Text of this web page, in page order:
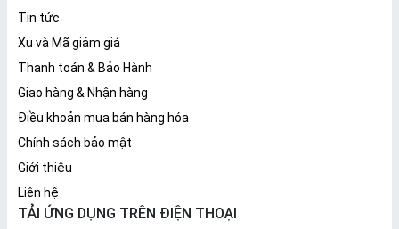
Tin tức
Xu và Mã giảm giá
Thanh toán & Bảo Hành
Giao hàng & Nhận hàng
Điều khoản mua bán hàng hóa
Chính sách bảo mật
Giới thiệu
Liên hệ
TẢI ỨNG DỤNG TRÊN ĐIỆN THOẠI